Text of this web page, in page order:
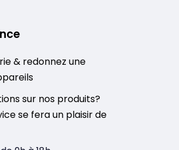
& redonnez une
sur nos produits?
se fera un plaisir de